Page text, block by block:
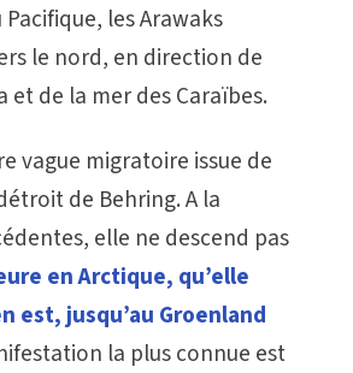
les Arawaks
le nord, en direction de
et de la mer des Caraïbes.
vague migratoire issue de
de Behring. A la
elle ne descend pas
en Arctique, qu’elle
est, jusqu’au Groenland
la plus connue est